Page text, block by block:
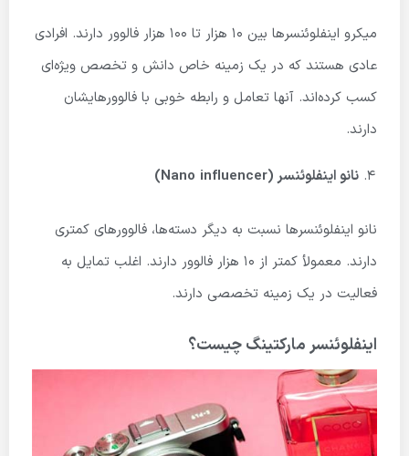
میکرو اینفلوئنسرها بین 10 هزار تا 100 هزار فالوور دارند. افرادی
عادی هستند که در یک زمینه خاص دانش و تخصص ویژه‌ای
کسب کرده‌اند. آنها تعامل و رابطه خوبی با فالوورهایشان
دارند.
نانو اینفلوئنسر ( Nano influencer
)
نانو اینفلوئنسرها نسبت به دیگر دسته‌ها، فالوورهای کمتری
دارند. معمولأ کمتر از 10 هزار فالوور دارند. اغلب تمایل به
فعالیت در یک زمینه تخصصی دارند.
اینفلوئنسر مارکتینگ چیست؟